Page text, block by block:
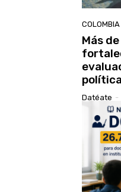
COLOMBIA
Más
Datéate -